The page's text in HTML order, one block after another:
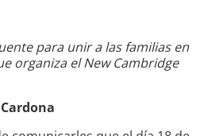
para unir a las familias en
organiza el New Cambridge